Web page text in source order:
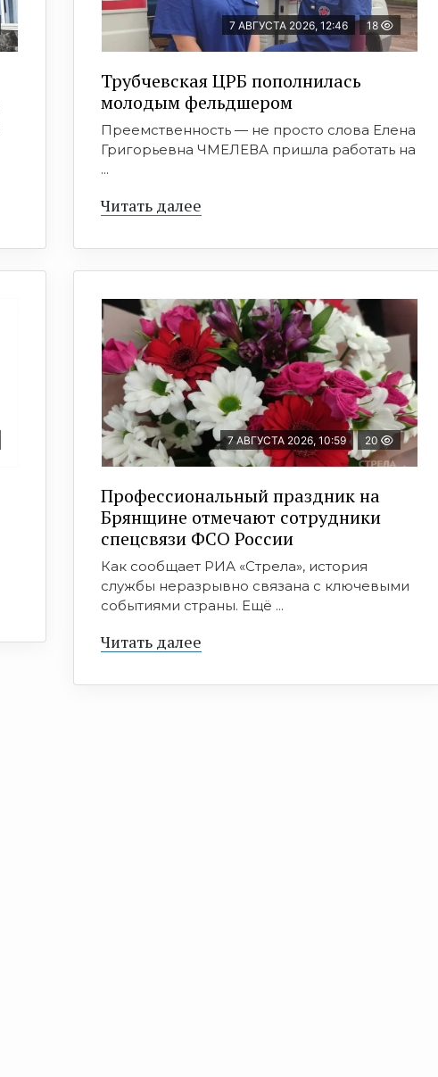
7 АВГУСТА 2026, 12:46 18
Трубчевская ЦРБ пополнилась
молодым фельдшером
Преемственность — не просто слова Елена
Григорьевна ЧМЕЛЕВА пришла работать на
...
Читать далее
7 АВГУСТА 2026, 10:59 20
Профессиональный праздник на
Брянщине отмечают сотрудники
спецсвязи ФСО России
Как сообщает РИА «Стрела», история
службы неразрывно связана с ключевыми
событиями страны. Ещё ...
Читать далее